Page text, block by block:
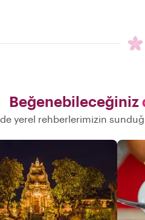
Beğenebileceğiniz
yerel rehberlerimizin